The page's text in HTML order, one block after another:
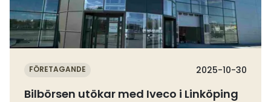
ödmjukhet och energi. Jag ser fram emot att
tillsammans med organisationen och kunderna
vidareutveckla VSV Unite, säger Henrik Gustavsson i
FÖRETAGANDE 2025-10-30
Bilbörsen utökar med Iveco i Linköping